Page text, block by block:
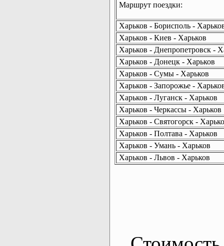
Маршрут поездки:
Харьков - Борисполь -
Харьков - Киев - Харьков
Харьков - Днепропетровск -
Харьков - Донецк - Харьков
Харьков - Сумы - Харьков
Харьков - Запорожье -
Харьков - Луганск - Харьков
Харьков - Черкассы - Харьков
Харьков - Святогорск -
Харьков - Полтава - Харьков
Харьков - Умань - Харьков
Харьков - Львов - Харьков